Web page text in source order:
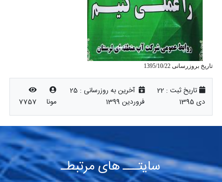
تاریخ بروزرسانی 1395/10/22
تاریخ ثبت :22
دی 1395
آخرین به روزرسانی : 25
فروردین 1399
مونا 7757
سایتـــ های مرتبطـ